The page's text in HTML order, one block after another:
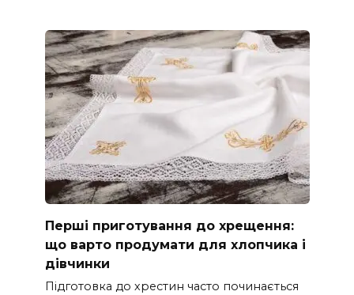
Перші приготування до хрещення:
що варто продумати для хлопчика і
дівчинки
Підготовка до хрестин часто починається